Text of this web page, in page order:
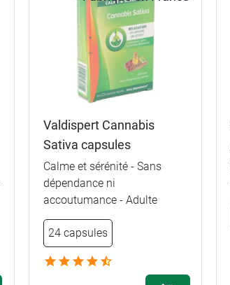
Valdispert Cannabis
Sativa capsules
Calme et sérénité - Sans
dépendance ni
accoutumance - Adulte
24 capsules